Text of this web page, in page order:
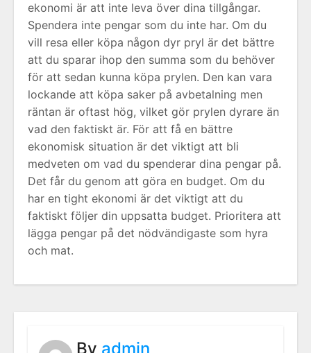
ekonomi är att inte leva över dina tillgångar.
Spendera inte pengar som du inte har. Om du
vill resa eller köpa någon dyr pryl är det bättre
att du sparar ihop den summa som du behöver
för att sedan kunna köpa prylen. Den kan vara
lockande att köpa saker på avbetalning men
räntan är oftast hög, vilket gör prylen dyrare än
vad den faktiskt är. För att få en bättre
ekonomisk situation är det viktigt att bli
medveten om vad du spenderar dina pengar på.
Det får du genom att göra en budget. Om du
har en tight ekonomi är det viktigt att du
faktiskt följer din uppsatta budget. Prioritera att
lägga pengar på det nödvändigaste som hyra
och mat.
By admin